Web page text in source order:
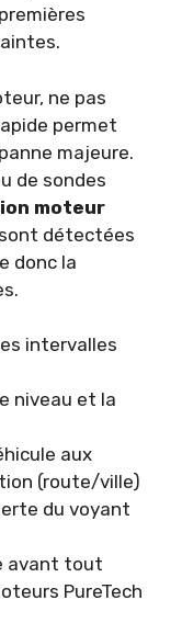
ne pas
permet
majeure.
de sondes
moteur
détectées
donc la
intervalles
niveau et la
aux
(route/ville)
du voyant
avant tout
PureTech